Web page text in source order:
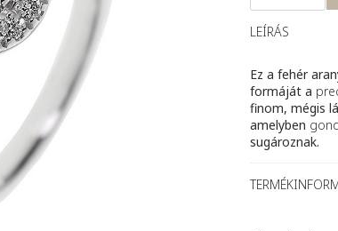
fehér
arany
mennyiség
LEÍRÁS
Ez a fehér
formáját a
finom, mégis
amelyben
sugároznak.